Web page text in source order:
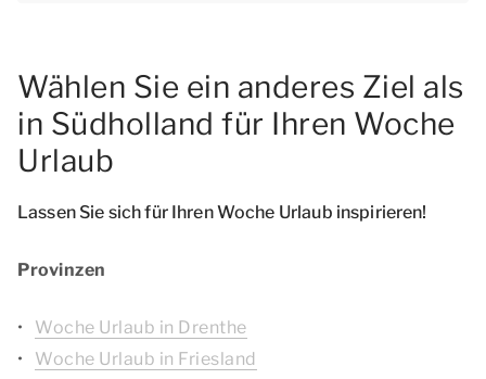
Wählen Sie ein anderes Ziel als
in Südholland für Ihren Woche
Urlaub
Lassen Sie sich für Ihren Woche Urlaub inspirieren!
Provinzen
Woche Urlaub in Drenthe
Woche Urlaub in Friesland